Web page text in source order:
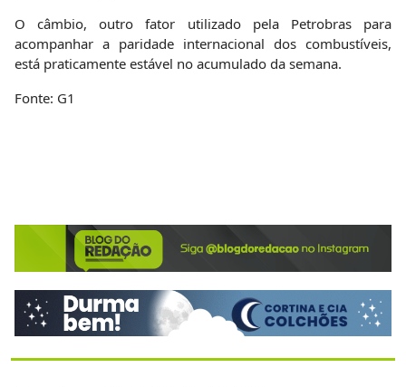
O câmbio, outro fator utilizado pela Petrobras para
acompanhar a paridade internacional dos combustíveis,
está praticamente estável no acumulado da semana.
Fonte: G1